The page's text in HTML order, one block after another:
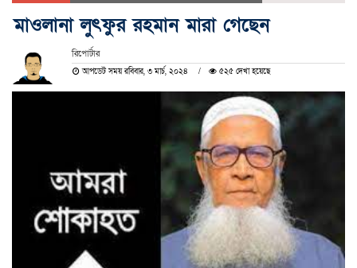
মাওলানা লুৎফুর রহমান মারা গেছেন
রিপোর্টার
আপডেট সময় রবিবার, ৩ মার্চ, ২০২৪ ৫২৫ দেখা হয়েছে